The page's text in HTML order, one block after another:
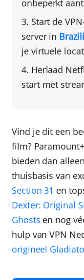
onbeperkt
Start de
server in
je virtuele
Herlaad
start met
Vind je dit een
film?
bieden dan
thuisbasis van
Section 31 en
Dexter: Original
Ghosts en nog
hulp vanVPN
origineel